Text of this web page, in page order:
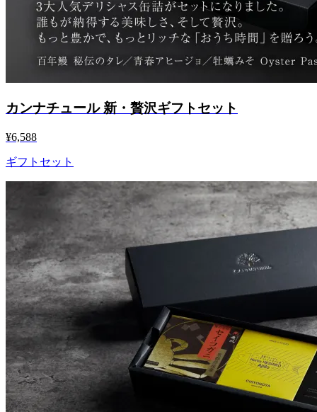
カンナチュール 新・贅沢ギフトセット
¥6,588
ギフトセット